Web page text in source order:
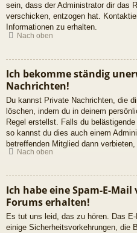
sein, dass der Administrator dir das
verschicken, entzogen hat.
Informationen zu erhalten.
Nach oben
Ich bekomme ständig
Nachrichten!
Du kannst Private Nachrichten, die
löschen, indem du in deinem
Regel erstellst. Falls du
so kannst du dies auch einem
betreffenden Mitglied dann
Nach oben
Ich habe eine Spam-E-
Forums erhalten!
Es tut uns leid, das zu hören. Das
einige Sicherheitsvorkehrungen, die